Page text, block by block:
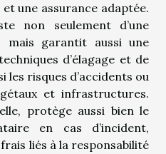
une assurance adaptée.
non seulement d’une
mais garantit aussi une
d’élagage et de
les risques d’accidents ou
et infrastructures.
protège aussi bien le
en cas d’incident,
liés à la responsabilité